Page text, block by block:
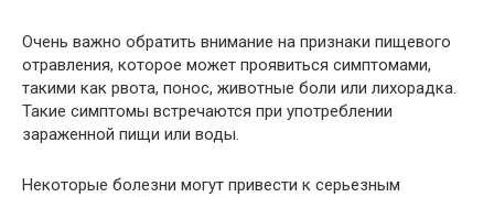
Очень важно обратить внимание на признаки пищевого
отравления, которое может проявиться симптомами,
такими как рвота, понос, животные боли или лихорадка.
Такие симптомы встречаются при употреблении
зараженной пищи или воды.
Некоторые болезни могут привести к серьезным